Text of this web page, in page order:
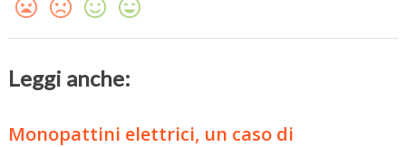
Leggi anche:
Monopattini elettrici, un caso di